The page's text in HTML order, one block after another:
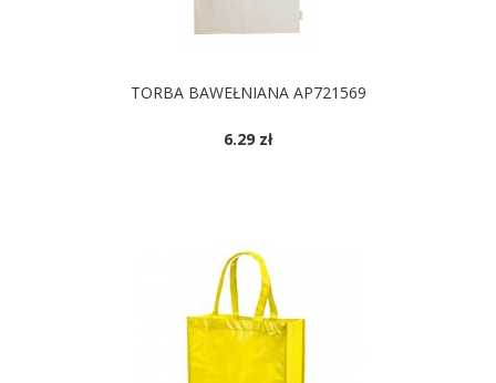
TORBA BAWEŁNIANA AP721569
6.29 zł